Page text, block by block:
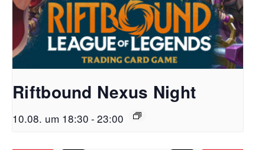
Riftbound Nexus Night
10.08. um 18:30 - 23:00